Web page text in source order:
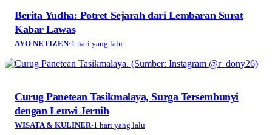
Berita Yudha: Potret Sejarah dari Lembaran Surat
Kabar Lawas
AYO NETIZEN·1 hari yang lalu
Curug Panetean Tasikmalaya, Surga Tersembunyi
dengan Leuwi Jernih
WISATA & KULINER·1 hari yang lalu